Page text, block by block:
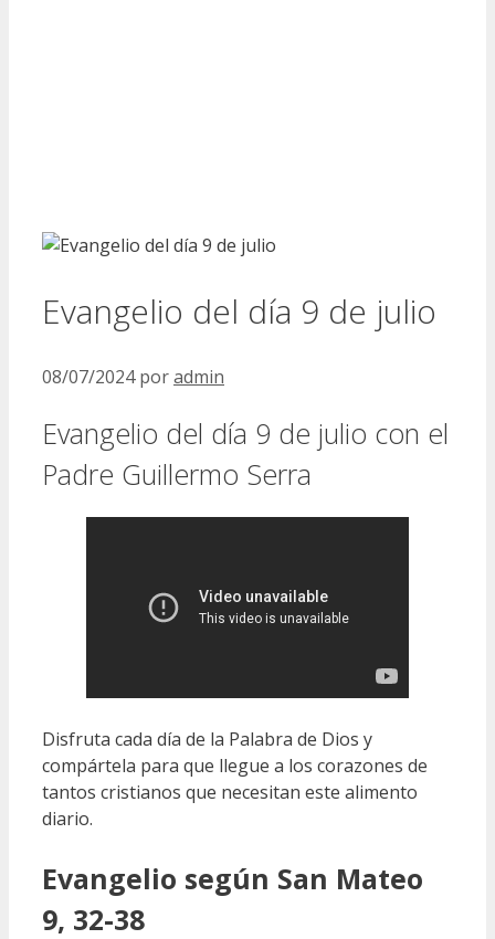
Evangelio del día 9 de julio
08/07/2024 poradmin
Evangelio del día 9 de julio con el
Padre Guillermo Serra
Disfruta cada día de la Palabra de Dios y
compártela para que llegue a los corazones de
tantos cristianos que necesitan este alimento
diario.
Evangelio según San Mateo
9, 32-38